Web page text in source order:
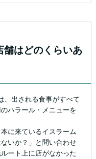
舗はどのくらいあ
出される食事がすべて
ハラール・メニューを
に来ているイスラーム
いか？」と問い合わせ
ート上に店がなかった